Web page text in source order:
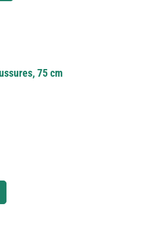
75 cm
ou diminuer la quantité.